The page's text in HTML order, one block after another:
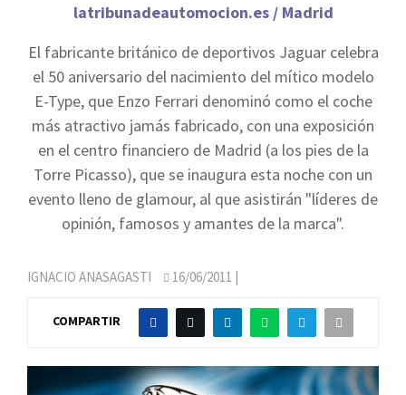
latribunadeautomocion.es / Madrid
El fabricante británico de deportivos Jaguar celebra
el 50 aniversario del nacimiento del mítico modelo
E-Type, que Enzo Ferrari denominó como el coche
más atractivo jamás fabricado, con una exposición
en el centro financiero de Madrid (a los pies de la
Torre Picasso), que se inaugura esta noche con un
evento lleno de glamour, al que asistirán "líderes de
opinión, famosos y amantes de la marca".
IGNACIO ANASAGASTI 16/06/2011 |
COMPARTIR